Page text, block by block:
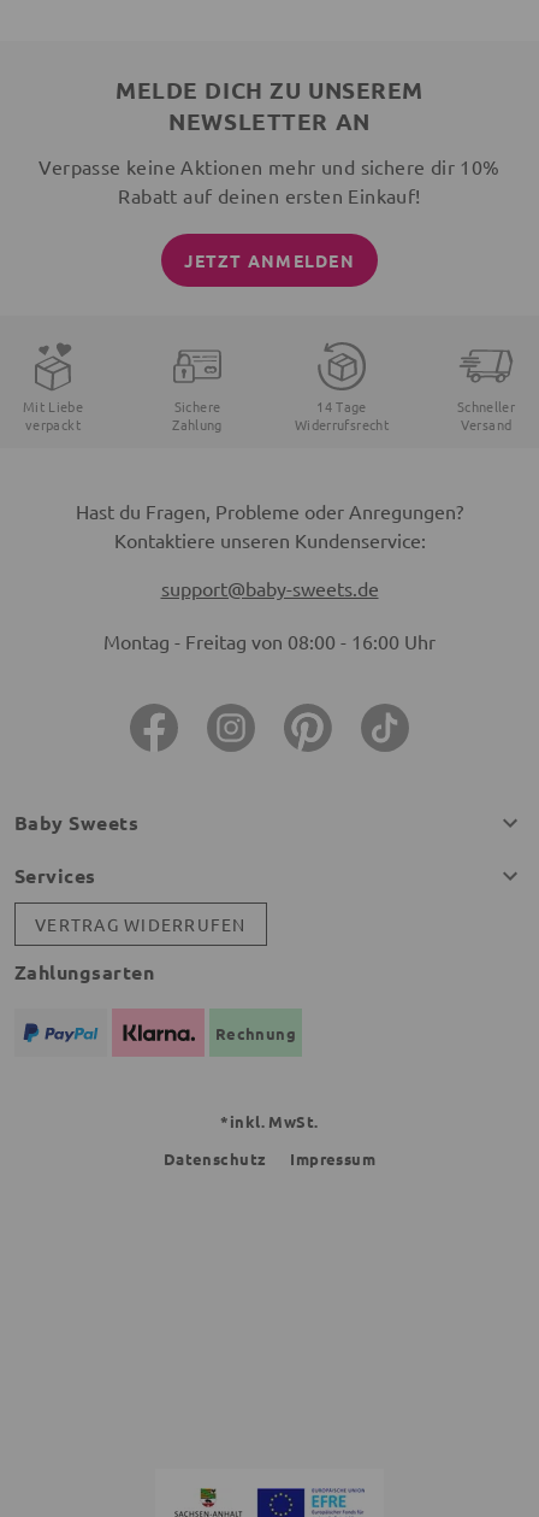
MELDE DICH ZU UNSEREM
NEWSLETTER AN
Verpasse keine Aktionen mehr und sichere dir 10%
Rabatt auf deinen ersten Einkauf!
JETZT ANMELDEN
Mit Liebe
verpackt
Sichere
Zahlung
14 Tage
Widerrufsrecht
Schneller
Versand
Hast du Fragen, Probleme oder Anregungen?
Kontaktiere unseren Kundenservice:
support@baby-sweets.de
Montag - Freitag von 08:00 - 16:00 Uhr
Baby Sweets
Services
VERTRAG WIDERRUFEN
Zahlungsarten
Rechnung
*inkl. MwSt.
Datenschutz
Impressum